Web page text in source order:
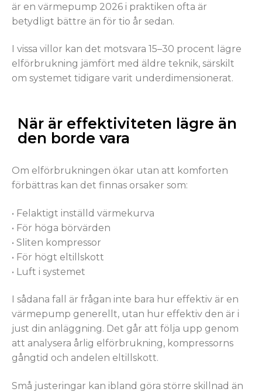
är en värmepump 2026 i praktiken ofta är
betydligt bättre än för tio år sedan.
I vissa villor kan det motsvara 15–30 procent lägre
elförbrukning jämfört med äldre teknik, särskilt
om systemet tidigare varit underdimensionerat.
När är effektiviteten lägre än
den borde vara
Om elförbrukningen ökar utan att komforten
förbättras kan det finnas orsaker som:
• Felaktigt inställd värmekurva
• För höga börvärden
• Sliten kompressor
• För högt eltillskott
• Luft i systemet
I sådana fall är frågan inte bara hur effektiv är en
värmepump generellt, utan hur effektiv den är i
just din anläggning. Det går att följa upp genom
att analysera årlig elförbrukning, kompressorns
gångtid och andelen eltillskott.
Små justeringar kan ibland göra större skillnad än